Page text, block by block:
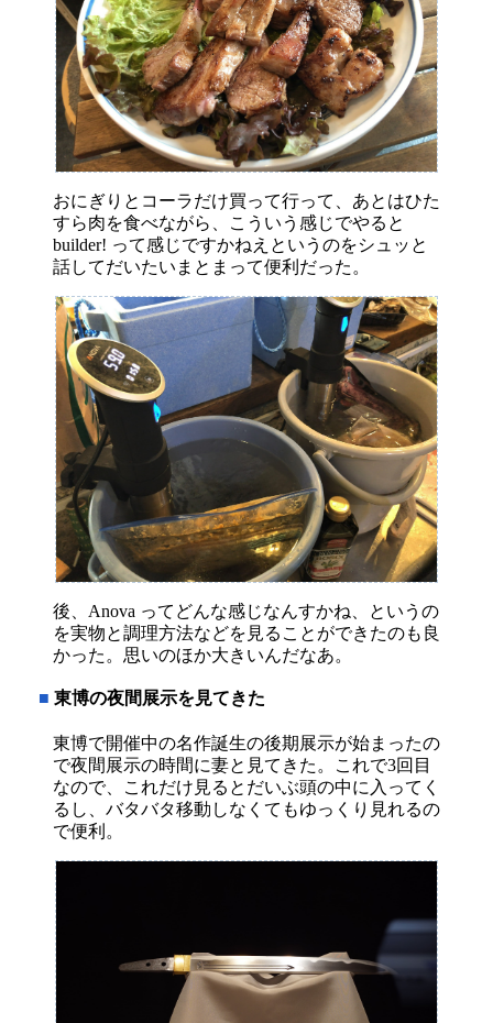
おにぎりとコーラだけ買って行って、あとはひた
すら肉を食べながら、こういう感じでやると
builder! って感じですかねえというのをシュッと
話してだいたいまとまって便利だった。
後、Anova ってどんな感じなんすかね、というの
を実物と調理方法などを見ることができたのも良
かった。思いのほか大きいんだなあ。
■ 東博の夜間展示を見てきた
東博で開催中の名作誕生の後期展示が始まったの
で夜間展示の時間に妻と見てきた。これで3回目
なので、これだけ見るとだいぶ頭の中に入ってく
るし、バタバタ移動しなくてもゆっくり見れるの
で便利。